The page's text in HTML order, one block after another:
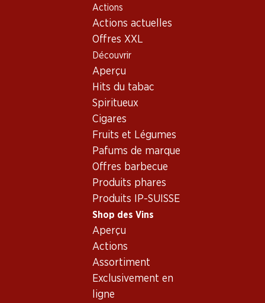
Actions
Actions actuelles
Offres XXL
Découvrir
Aperçu
Hits du tabac
Spiritueux
Cigares
Fruits et Légumes
Pafums de marque
Offres barbecue
Produits phares
Produits IP-SUISSE
Shop des Vins
Aperçu
Actions
Assortiment
Exclusivement en
ligne
Shop des Vins
France
Bordeaux
Ch. Mouton Rothschild Pauillac AC 2007 75
Ch. Mouton Rothschild Pauillac
AC 2007 75
Bordeaux
France, Bordeaux, 2007, 75 cl